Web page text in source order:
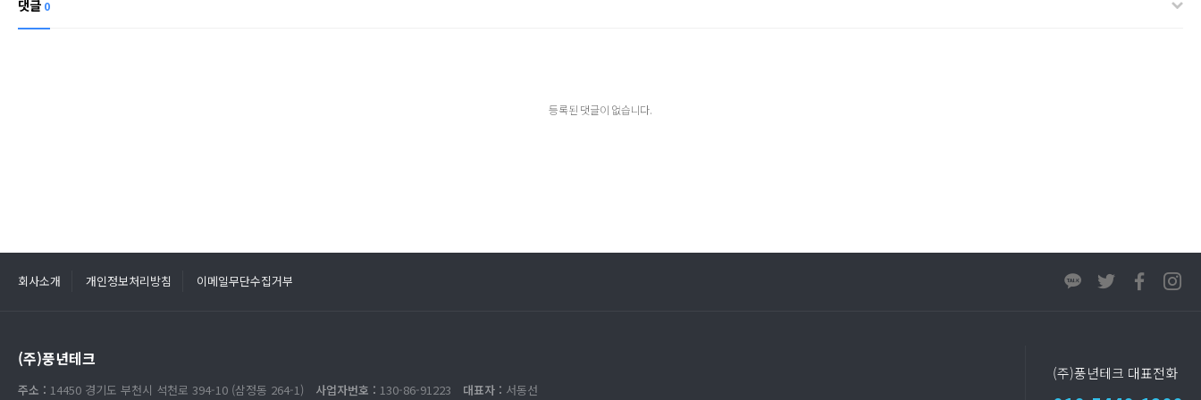
댓글 0
등록된 댓글이 없습니다.
회사소개 개인정보처리방침 이메일무단수집거부
(주)풍년테크
주소 : 14450 경기도 부천시 석천로 394-10 (삼정동 264-1) 사업자번호 : 130-86-91223 대표자 : 서동선
(주)풍년테크 대표전화